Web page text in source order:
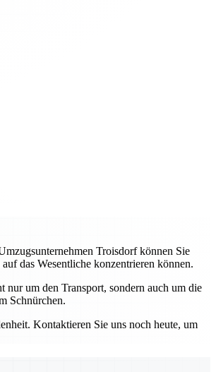
Troisdorf können Sie
das Wesentliche konzentrieren können.
um den Transport, sondern auch um die
Schnürchen.
Kontaktieren Sie uns noch heute, um